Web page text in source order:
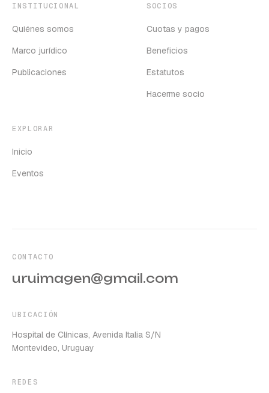
INSTITUCIONAL
Quiénes somos
Marco jurídico
Publicaciones
SOCIOS
Cuotas y pagos
Beneficios
Estatutos
Hacerme socio
EXPLORAR
Inicio
Eventos
CONTACTO
uruimagen@gmail.com
UBICACIÓN
Hospital de Clínicas, Avenida Italia S/N
Montevideo, Uruguay
REDES